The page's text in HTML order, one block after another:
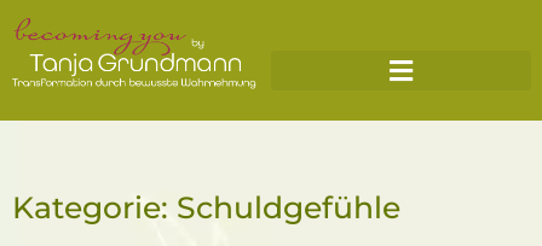
Kategorie: Schuldgefühle